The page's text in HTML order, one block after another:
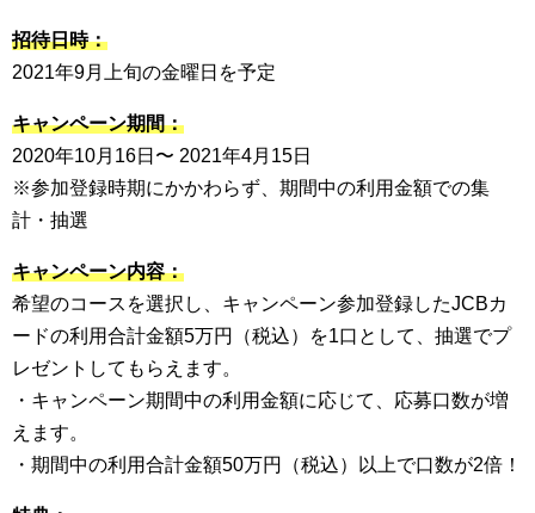
招待日時：
2021年9月上旬の金曜日を予定
キャンペーン期間：
2020年10月16日〜 2021年4月15日
※参加登録時期にかかわらず、期間中の利用金額での集
計・抽選
キャンペーン内容：
希望のコースを選択し、キャンペーン参加登録したJCBカ
ードの利用合計金額5万円（税込）を1口として、抽選でプ
レゼントしてもらえます。
・キャンペーン期間中の利用金額に応じて、応募口数が増
えます。
・期間中の利用合計金額50万円（税込）以上で口数が2倍！